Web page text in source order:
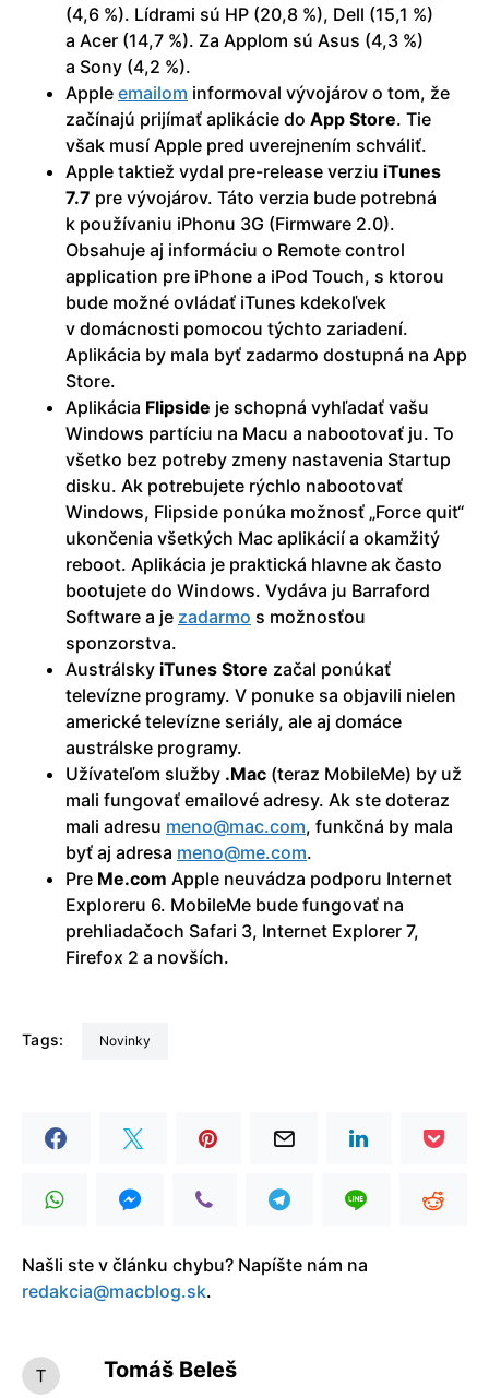
(4,6 %). Lídrami sú HP (20,8 %), Dell (15,1 %)
a Acer (14,7 %). Za Applom sú Asus (4,3 %)
a Sony (4,2 %).
Apple emailom informoval vývojárov o tom, že
začínajú prijímať aplikácie do App Store. Tie
však musí Apple pred uverejnením schváliť.
Apple taktiež vydal pre-release verziu iTunes
7.7 pre vývojárov. Táto verzia bude potrebná
k používaniu iPhonu 3G (Firmware 2.0).
Obsahuje aj informáciu o Remote control
application pre iPhone a iPod Touch, s ktorou
bude možné ovládať iTunes kdekoľvek
v domácnosti pomocou týchto zariadení.
Aplikácia by mala byť zadarmo dostupná na App
Store.
Aplikácia Flipside je schopná vyhľadať vašu
Windows partíciu na Macu a nabootovať ju. To
všetko bez potreby zmeny nastavenia Startup
disku. Ak potrebujete rýchlo nabootovať
Windows, Flipside ponúka možnosť „Force quit“
ukončenia všetkých Mac aplikácií a okamžitý
reboot. Aplikácia je praktická hlavne ak často
bootujete do Windows. Vydáva ju Barraford
Software a je zadarmo s možnosťou
sponzorstva.
Austrálsky iTunes Store začal ponúkať
televízne programy. V ponuke sa objavili nielen
americké televízne seriály, ale aj domáce
austrálske programy.
Užívateľom služby .Mac (teraz MobileMe) by už
mali fungovať emailové adresy. Ak ste doteraz
mali adresu meno@mac.com, funkčná by mala
byť aj adresa meno@me.com.
Pre Me.com Apple neuvádza podporu Internet
Exploreru 6. MobileMe bude fungovať na
prehliadačoch Safari 3, Internet Explorer 7,
Firefox 2 a novších.
Tags: Novinky
Našli ste v článku chybu? Napíšte nám na
redakcia@macblog.sk.
Tomáš Beleš